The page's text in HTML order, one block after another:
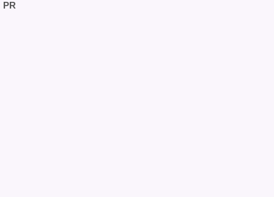
PR